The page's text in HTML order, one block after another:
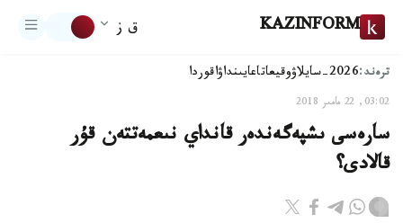
KAZINFORM ق ز
ترەند:2026-سايلاۋ وقيعاتاعايىنداۋاقوردا
03:02, 22 مامىر 2018
سارەسى ىشپەگەندەر قانداي نىعمەتتەن قۇر
قالادى؟